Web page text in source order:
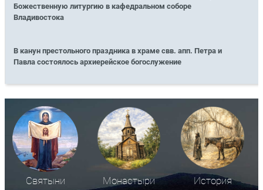
Божественную литургию в кафедральном соборе
Владивостока
В канун престольного праздника в храме свв. апп. Петра и
Павла состоялось архиерейское богослужение
Святыни Монастыри История